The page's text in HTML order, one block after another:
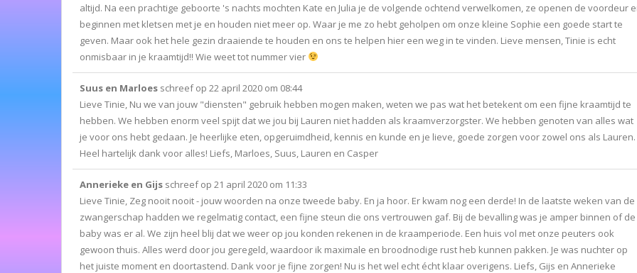
altijd. Na een prachtige geboorte 's nachts mochten Kate en Julia je de volgende ochtend verwelkomen, ze openen de voordeur
beginnen met kletsen met je en houden niet meer op. Waar je me zo hebt geholpen om onze kleine Sophie een goede start te
geven. Maar ook het hele gezin draaiende te houden en ons te helpen hier een weg in te vinden. Lieve mensen, Tinie is echt
onmisbaar in je kraamtijd!! Wie weet tot nummer vier
Suus en Marloes schreef op 22 april 2020 om 08:44
Lieve Tinie, Nu we van jouw "diensten" gebruik hebben mogen maken, weten we pas wat het betekent om een fijne kraamtijd te
hebben. We hebben enorm veel spijt dat we jou bij Lauren niet hadden als kraamverzorgster. We hebben genoten van alles wat
je voor ons hebt gedaan. Je heerlijke eten, opgeruimdheid, kennis en kunde en je lieve, goede zorgen voor zowel ons als Lauren.
Heel hartelijk dank voor alles! Liefs, Marloes, Suus, Lauren en Casper
Annerieke en Gijs schreef op 21 april 2020 om 11:33
Lieve Tinie, Zeg nooit nooit - jouw woorden na onze tweede baby. En ja hoor. Er kwam nog een derde! In de laatste weken van de
zwangerschap hadden we regelmatig contact, een fijne steun die ons vertrouwen gaf. Bij de bevalling was je amper binnen of de
baby was er al. We zijn heel blij dat we weer op jou konden rekenen in de kraamperiode. Een huis vol met onze peuters ook
gewoon thuis. Alles werd door jou geregeld, waardoor ik maximale en broodnodige rust heb kunnen pakken. Je was nuchter op
het juiste moment en doortastend. Dank voor je fijne zorgen! Nu is het wel echt écht klaar overigens. Liefs, Gijs en Annerieke